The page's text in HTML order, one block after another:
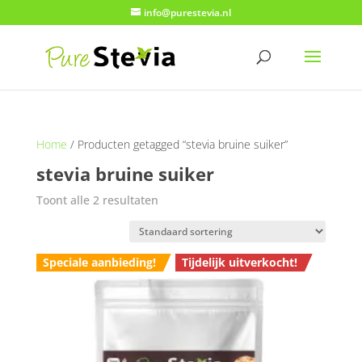
info@purestevia.nl
Home / Producten getagged “stevia bruine suiker”
stevia bruine suiker
Toont alle 2 resultaten
Speciale aanbieding! Tijdelijk uitverkocht!